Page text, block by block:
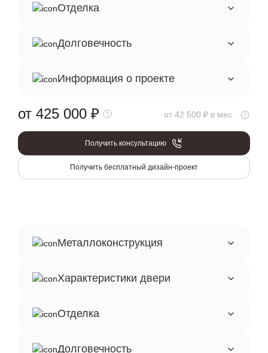
Отделка
Долговечность
Информация о проекте
от 425 000 ₽ от 42 500 ₽ в мес.
Получить консультацию
Получить бесплатный дизайн-проект
Металлоконструкция
Характеристики двери
Отделка
Долговечность